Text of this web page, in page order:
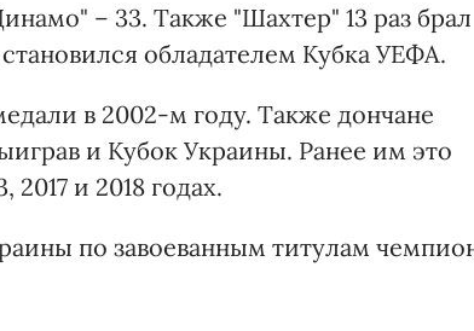
– 33. Также "Шахтер" 13 раз брал
обладателем Кубка УЕФА.
в 2002-м году. Также дончане
и Кубок Украины. Ранее им это
2017 и 2018 годах.
по завоеванным титулам